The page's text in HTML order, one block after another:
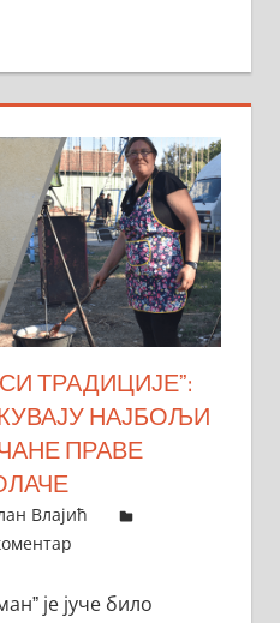
ТРАДИЦИЈЕˮ:
НАЈБОЉИ
ПРАВЕ
Влајић
је јуче било